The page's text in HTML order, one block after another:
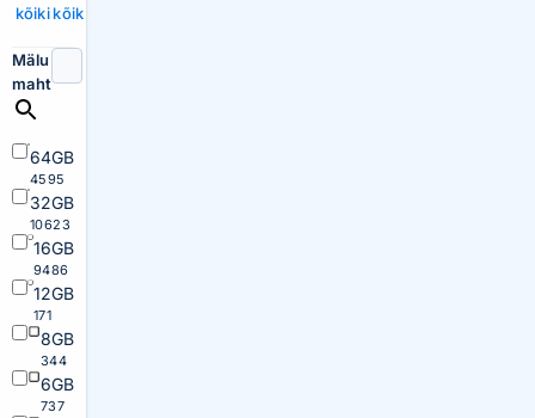
kõikikõik
Mälu
maht
64GB
4595
32GB
10623
16GB
9486
12GB
171
8GB
344
6GB
737